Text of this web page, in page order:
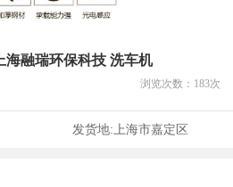
海融瑞环保科技 洗车机
浏览次数： 183次
发货地:上海市嘉定区